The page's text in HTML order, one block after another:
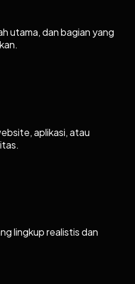
utama, dan bagian yang
aplikasi, atau
lingkup realistis dan